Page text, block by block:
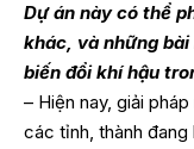
Dự án này có thể
khác, và những
biến đổi khí hậu
– Hiện nay, giải
các tỉnh, thành